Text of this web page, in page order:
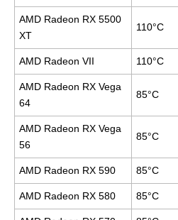
AMD Radeon RX 5500
XT
110°C
AMD Radeon VII 110°C
AMD Radeon RX Vega
64
85°C
AMD Radeon RX Vega
56
85°C
AMD Radeon RX 590 85°C
AMD Radeon RX 580 85°C